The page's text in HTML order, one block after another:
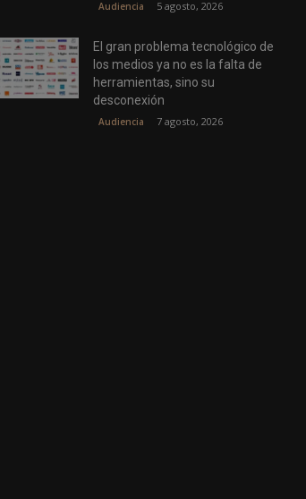
Audiencia 5 agosto, 2026
El gran problema tecnológico de
los medios ya no es la falta de
herramientas, sino su
desconexión
Audiencia 7 agosto, 2026